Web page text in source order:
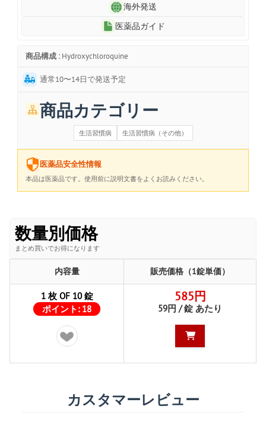
海外発送
医薬品ガイド
商品構成 : Hydroxychloroquine
通常10〜14日で発送予定
商品カテゴリー
生活習慣病 生活習慣病（その他）
医薬品安全性情報
本品は医薬品です。使用前に説明文書をよくお読みください。
数量別価格
まとめ買いでお得になります
内容量 販売価格（1錠単価）
1 枚 OF 10 錠
ポイント: 18
585円
59円 / 錠 あたり
カスタマーレビュー